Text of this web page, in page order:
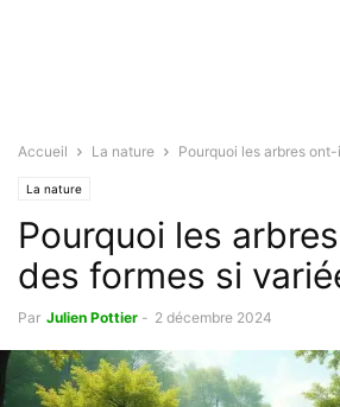
Accueil La nature Pourquoi les arbres
La nature
Pourquoi les
des formes si
Par Julien Pottier - 2 décembre 2024